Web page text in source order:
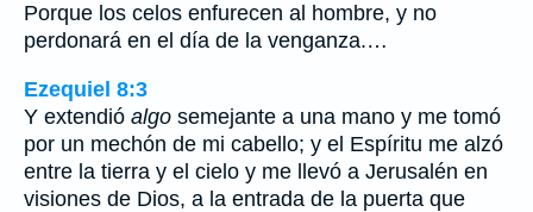
Porque los celos enfurecen al hombre, y no
perdonará en el día de la venganza.…
Ezequiel 8:3
Y extendió algo semejante a una mano y me tomó
por un mechón de mi cabello; y el Espíritu me alzó
entre la tierra y el cielo y me llevó a Jerusalén en
visiones de Dios, a la entrada de la puerta que